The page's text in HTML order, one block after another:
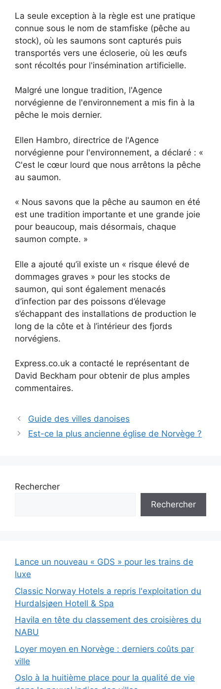
La seule exception à la règle est une pratique
connue sous le nom de stamfiske (pêche au
stock), où les saumons sont capturés puis
transportés vers une écloserie, où les œufs
sont récoltés pour l'insémination artificielle.
Malgré une longue tradition, l'Agence
norvégienne de l'environnement a mis fin à la
pêche le mois dernier.
Ellen Hambro, directrice de l'Agence
norvégienne pour l'environnement, a déclaré : «
C'est le cœur lourd que nous arrêtons la pêche
au saumon.
« Nous savons que la pêche au saumon en été
est une tradition importante et une grande joie
pour beaucoup, mais désormais, chaque
saumon compte. »
Elle a ajouté qu’il existe un « risque élevé de
dommages graves » pour les stocks de
saumon, qui sont également menacés
d’infection par des poissons d’élevage
s’échappant des installations de production le
long de la côte et à l’intérieur des fjords
norvégiens.
Express.co.uk a contacté le représentant de
David Beckham pour obtenir de plus amples
commentaires.
Guide des villes danoises
Est-ce la plus ancienne église de Norvège ?
Rechercher
Rechercher
Lance un nouveau « GDS » pour les trains de
luxe
Classic Norway Hotels a repris l'exploitation du
Hurdalsjøen Hotell & Spa
Havila en tête du classement des croisières du
NABU
Loyer moyen en Norvège : derniers coûts par
ville
Oslo à la huitième place pour la qualité de vie